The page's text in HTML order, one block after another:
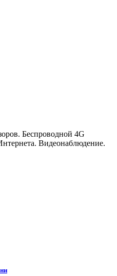
Беспроводной 4G
Видеонаблюдение.